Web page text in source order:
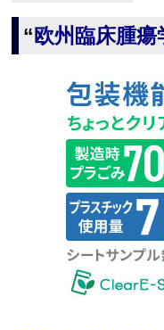
“ 欧州臨床腫瘍